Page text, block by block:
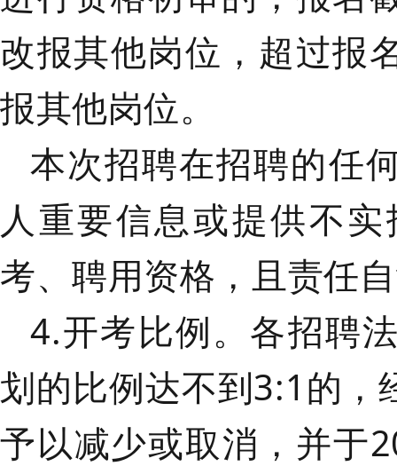
改报其他岗位，超过报
报其他岗位。
本次招聘在招聘的任
人重要信息或提供不
考、聘用资格，且责任
4.开考比例。 各招聘
划的比例达不到3:1的，
予以减少或取消，并于